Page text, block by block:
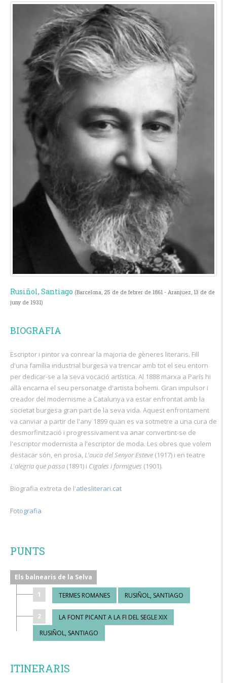
Rusiñol, Santiago (Barcelona, 25 de de febrer de 1861 - Aranjuez, 13 de de
juny de 1931)
BIOGRAFIA
Escriptor i pintor va conrear la majoria de gèneres literaris. Fill
d'una família industrial burgesa va trencar amb tot el seu entorn
per dedicar-se a la seva vocació artística. Al 1888 marxa a París hi
allà encarna el seu personatge d'artista bohemi. Gran impulsor i
creador del modernisme a Catalunya va estar enfrontat amb la
societat burgesa gran part de la seva vida. Aquest enfrontament
va canviar a partir de l'any 1899 quan es va sotmetre a una cura de
desmorfinització i progressivament va anar convertint-se de
l'escriptor modernista a l'escriptor de moda. Les obres que volem
destacar són, en prosa,L'auca del Senyor Esteve (1917) i en teatre
L'alegria que passa (1891) i Cigales i formigues (1901).
Biografia extreta de l'atlesliterari.cat
Fotografia
PUNTS
Els balnearis de la Selva
1
TERMES ROMANES RUSIÑOL, SANTIAGO
2
LA FONT PICANT A LA FI DEL SEGLE XIX
RUSIÑOL, SANTIAGO
ITINERARIS